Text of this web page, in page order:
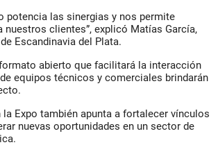
potencia las sinergias y nos permite
nuestros clientes”, explicó Matías García,
Escandinavia del Plata.
abierto que facilitará la interacción
equipos técnicos y comerciales brindarán
Expo también apunta a fortalecer vínculos
nuevas oportunidades en un sector de